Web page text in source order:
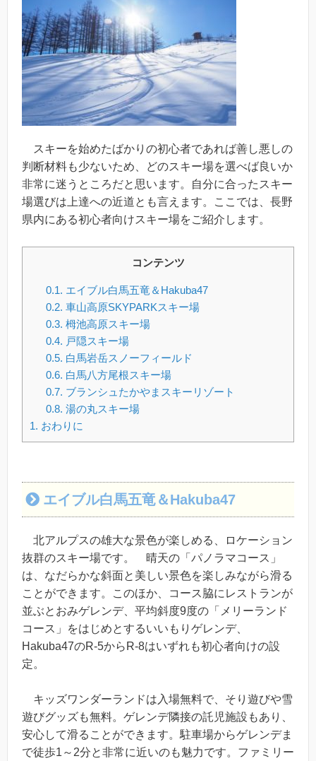
スキーを始めたばかりの初心者であれば善し悪しの
判断材料も少ないため、どのスキー場を選べば良いか
非常に迷うところだと思います。自分に合ったスキー
場選びは上達への近道とも言えます。ここでは、長野
県内にある初心者向けスキー場をご紹介します。
コンテンツ
0.1. エイブル白馬五竜＆Hakuba47
0.2. 車山高原SKYPARKスキー場
0.3. 栂池高原スキー場
0.4. 戸隠スキー場
0.5. 白馬岩岳スノーフィールド
0.6. 白馬八方尾根スキー場
0.7. ブランシュたかやまスキーリゾート
0.8. 湯の丸スキー場
1. おわりに
エイブル白馬五竜＆Hakuba47
北アルプスの雄大な景色が楽しめる、ロケーション
抜群のスキー場です。 晴天の「パノラマコース」
は、なだらかな斜面と美しい景色を楽しみながら滑る
ことができます。このほか、コース脇にレストランが
並ぶとおみゲレンデ、平均斜度9度の「メリーランド
コース」をはじめとするいいもりゲレンデ、
Hakuba47のR-5からR-8はいずれも初心者向けの設
定。
キッズワンダーランドは入場無料で、そり遊びや雪
遊びグッズも無料。ゲレンデ隣接の託児施設もあり、
安心して滑ることができます。駐車場からゲレンデま
で徒歩1～2分と非常に近いのも魅力です。ファミリー